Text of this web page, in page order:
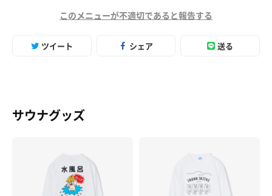
このメニューが不適切であると報告する
ツイート シェア 送る
サウナグッズ